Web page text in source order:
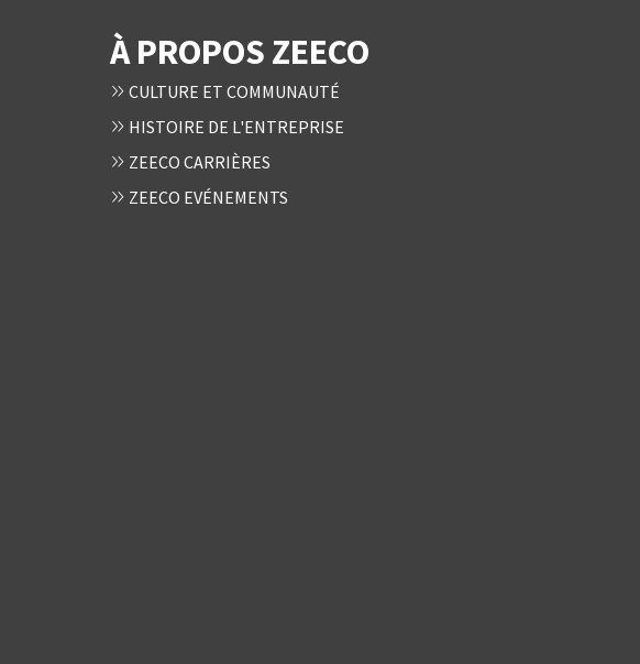
À PROPOS ZEECO
CULTURE ET COMMUNAUTÉ
HISTOIRE DE L'ENTREPRISE
ZEECO CARRIÈRES
ZEECO EVÉNEMENTS